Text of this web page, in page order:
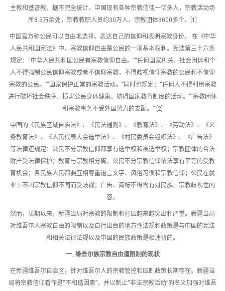
主教和基督教。据不完全统计，中国现有各种宗教信徒一亿多人，宗教活动场
所8.5万余处，宗教教职人员约30万人，宗教团体3000多个。[1]
中国官方称公民可以自由地选择、表达自己的信仰和表明宗教身份。 在《中华
人民共和国宪法》中，宗教信仰自由是公民的一项基本权利。宪法第三十六条
规定：“中华人民共和国公民有宗教信仰自由。”“任何国家机关、社会团体和个
人不得强制公民信仰宗教或者不信仰宗教，不得歧视信仰宗教的公民和不信仰
宗教的公民。”“国家保护正常的宗教活动。”同时也规定：“任何人不得利用宗教
进行破坏社会秩序、损害公民身体健康、妨碍国家教育制度的活动。”“宗教团体
和宗教事务不受外国势力的支配。” [2]
中国的《民族区域自治法》、《民法通则》、《教育法》、《劳动法》、《义
务教育法》、《人民代表大会选举法》、《村民委员会组织法》、《广告法》
等法律还规定：公民不分宗教信仰都享有选举权和被选举权；宗教团体的合法
财产受法律保护；教育与宗教相分离，公民不分宗教信仰依法享有平等的受教
育机会；各民族人民都要互相尊重语言文字、风俗习惯和宗教信仰；公民在就
业上不因宗教信仰不同而受歧视；广告、商标不得含有对民族、宗教歧视性内
容。
然而，长期以来，新疆当局对宗教的限制和打压越来越突出和严重。新疆当局
对维吾尔人宗教自由的限制以及自行出台的地方性法规和政策是与中国的宪法
和相关法律法规以及中国的民族政策是相违背的。
一. 维吾尔族宗教自由遭限制的现状
在新疆维吾尔自治区，针对维吾尔人的宗教管控和压制政策长期存在。新疆当
局将宗教信仰看作是“不和谐因素”，并以制止“非法宗教活动”的名义加强对维吾